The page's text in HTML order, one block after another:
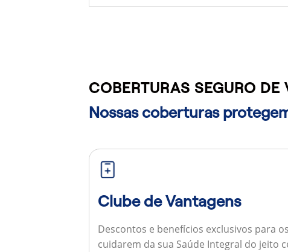
COBERTURAS SEGURO DE
Nossas coberturas
Clube de Vantagens
Descontos e benefícios exclusivos para
cuidarem da sua Saúde Integral do jeito